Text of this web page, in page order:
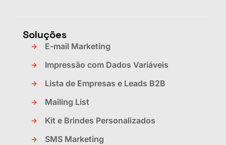
Soluções
E-mail Marketing
Impressão com Dados Variáveis
Lista de Empresas e Leads B2B
Mailing List
Kit e Brindes Personalizados
SMS Marketing